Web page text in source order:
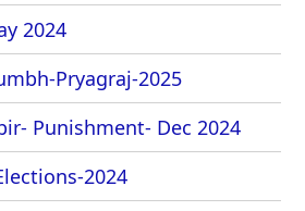
2024
Pryagraj-2025
Punishment- Dec 2024
2024